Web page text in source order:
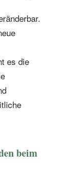
es die
beim